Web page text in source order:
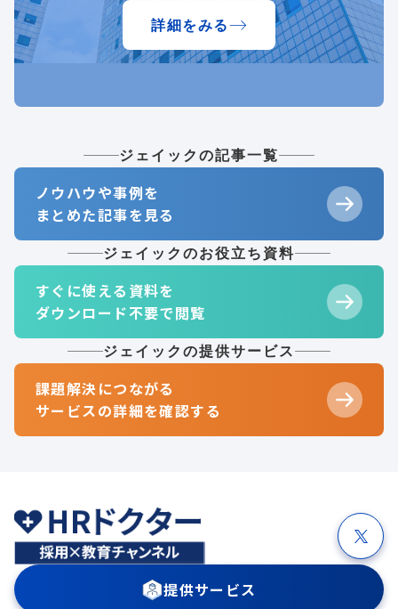
詳細をみる
ジェイックの記事一覧
ノウハウや事例を
まとめた記事を見る
ジェイックのお役立ち資料
すぐに使える資料を
ダウンロード不要で閲覧
ジェイックの提供サービス
課題解決につながる
サービスの詳細を確認する
提供サービス